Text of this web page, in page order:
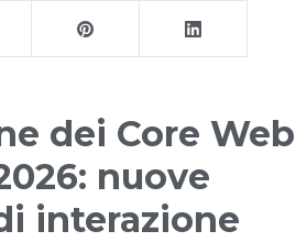
dei Core Web
nuove
interazione